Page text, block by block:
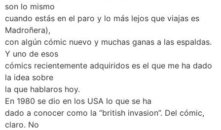
son lo mismo
cuando estás en el paro y lo más lejos que viajas es
Madroñera),
con algún cómic nuevo y muchas ganas a las espaldas.
Y uno de esos
cómics recientemente adquiridos es el que me ha dado
la idea sobre
la que hablaros hoy.
En 1980 se dio en los USA lo que se ha
dado a conocer como la “british invasion”. Del cómic,
claro. No